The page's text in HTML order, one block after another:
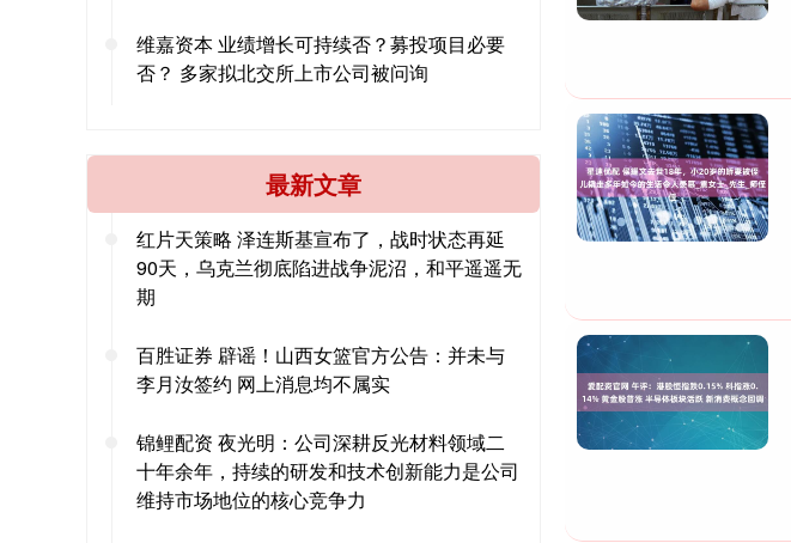
维嘉资本 业绩增长可持续否？募投项目必要
否？ 多家拟北交所上市公司被问询
最新文章
红片天策略 泽连斯基宣布了，战时状态再延
90天，乌克兰彻底陷进战争泥沼，和平遥遥无
期
百胜证券 辟谣！山西女篮官方公告：并未与
李月汝签约 网上消息均不属实
锦鲤配资 夜光明：公司深耕反光材料领域二
十年余年，持续的研发和技术创新能力是公司
维持市场地位的核心竞争力